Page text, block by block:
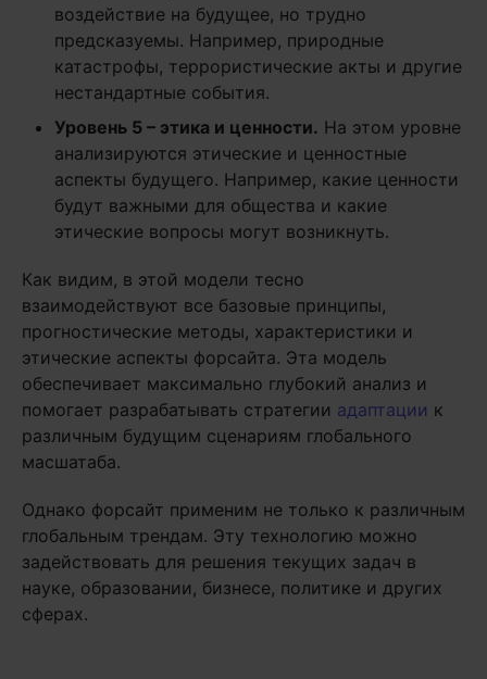
воздействие на будущее, но трудно
предсказуемы. Например, природные
катастрофы, террористические акты и другие
нестандартные события.
Уровень 5 – этика и ценности. На этом уровне
анализируются этические и ценностные
аспекты будущего. Например, какие ценности
будут важными для общества и какие
этические вопросы могут возникнуть.
Как видим, в этой модели тесно
взаимодействуют все базовые принципы,
прогностические методы, характеристики и
этические аспекты форсайта. Эта модель
обеспечивает максимально глубокий анализ и
помогает разрабатывать стратегии адаптации к
различным будущим сценариям глобального
масшатаба.
Однако форсайт применим не только к различным
глобальным трендам. Эту технологию можно
задействовать для решения текущих задач в
науке, образовании, бизнесе, политике и других
сферах.